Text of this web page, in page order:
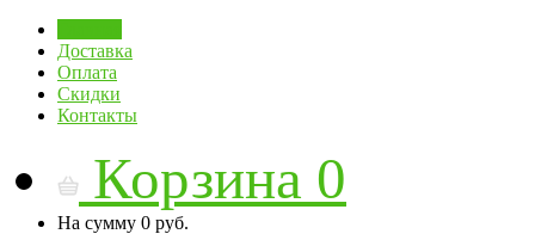
Доставка
Оплата
Скидки
Контакты
Корзина 0
На сумму 0 руб.